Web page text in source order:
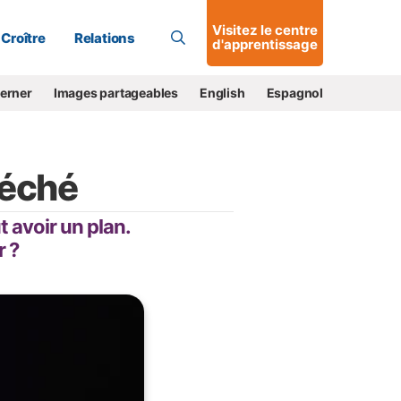
Allons-y !
Croître Relations
Visitez le centre
d'apprentissage
Images partageables English Espagnol
avoir un plan.
?